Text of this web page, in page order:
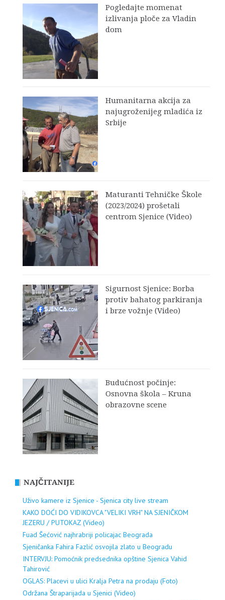
Pogledajte momenat
izlivanja ploče za Vladin
dom
Humanitarna akcija za
najugroženijeg mladića iz
Srbije
Maturanti Tehničke Škole
(2023/2024) prošetali
centrom Sjenice (Video)
Sigurnost Sjenice: Borba
protiv bahatog parkiranja
i brze vožnje (Video)
Budućnost počinje:
Osnovna škola – Kruna
obrazovne scene
NAJČITANIJE
Uživo kamere iz Sjenice - Sjenica city live stream
KAKO DOĆI DO VIDIKOVCA "VELIKI VRH" NA SJENIČKOM
JEZERU / PUTOKAZ (Video)
Fuad Šećović najhrabriji policajac Beograda
Sjeničanka Fahira Fazlić osvojila zlato u Beogradu
INTERVJU: Pomoćnik predsednika opštine Sjenica Vahid
Tahirović
OGLAS: Placevi u ulici Kralja Petra na prodaju (Foto)
Održana Štraparijada u Sjenici (Video)